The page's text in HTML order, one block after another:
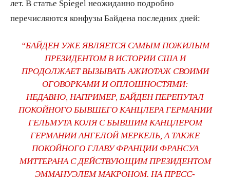
лет. В статье Spiegel неожиданно подробно
перечисляются конфузы Байдена последних дней:
“БАЙДЕН УЖЕ ЯВЛЯЕТСЯ САМЫМ ПОЖИЛЫМ
ПРЕЗИДЕНТОМ В ИСТОРИИ США И
ПРОДОЛЖАЕТ ВЫЗЫВАТЬ АЖИОТАЖ СВОИМИ
ОГОВОРКАМИ И ОПЛОШНОСТЯМИ:
НЕДАВНО, НАПРИМЕР, БАЙДЕН ПЕРЕПУТАЛ
ПОКОЙНОГО БЫВШЕГО КАНЦЛЕРА ГЕРМАНИИ
ГЕЛЬМУТА КОЛЯ С БЫВШИМ КАНЦЛЕРОМ
ГЕРМАНИИ АНГЕЛОЙ МЕРКЕЛЬ, А ТАКЖЕ
ПОКОЙНОГО ГЛАВУ ФРАНЦИИ ФРАНСУА
МИТТЕРАНА С ДЕЙСТВУЮЩИМ ПРЕЗИДЕНТОМ
ЭММАНУЭЛЕМ МАКРОНОМ. НА ПРЕСС-